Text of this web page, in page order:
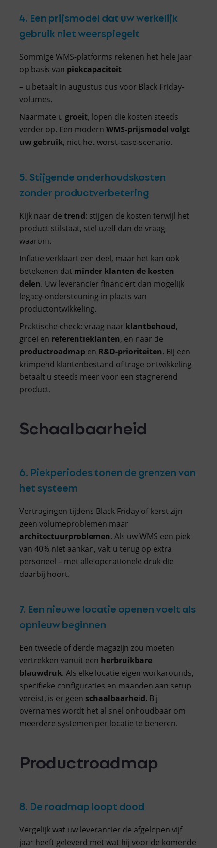
4. Een prijsmodel dat uw werkelijk
gebruik niet weerspiegelt
Sommige WMS-platforms rekenen het hele jaar
op basis van piekcapaciteit
– u betaalt in augustus dus voor Black Friday-
volumes.
Naarmate u groeit, lopen die kosten steeds
verder op. Een modern WMS-prijsmodel volgt
uw gebruik, niet het worst-case-scenario.
5. Stijgende onderhoudskosten
zonder productverbetering
Kijk naar de trend: stijgen de kosten terwijl het
product stilstaat, stel uzelf dan de vraag
waarom.
Inflatie verklaart een deel, maar het kan ook
betekenen dat minder klanten de kosten
delen. Uw leverancier financiert dan mogelijk
legacy-ondersteuning in plaats van
productontwikkeling.
Praktische check: vraag naar klantbehoud,
groei en referentieklanten, en naar de
productroadmap en R&D-prioriteiten. Bij een
krimpend klantenbestand of trage ontwikkeling
betaalt u steeds meer voor een stagnerend
product.
Schaalbaarheid
6. Piekperiodes tonen de grenzen van
het systeem
Vertragingen tijdens Black Friday of kerst zijn
geen volumeproblemen maar
architectuurproblemen. Als uw WMS een piek
van 40% niet aankan, valt u terug op extra
personeel – met alle operationele druk die
daarbij hoort.
7. Een nieuwe locatie openen voelt als
opnieuw beginnen
Een tweede of derde magazijn zou moeten
vertrekken vanuit een herbruikbare
blauwdruk. Als elke locatie eigen workarounds,
specifieke configuraties en maanden aan setup
vereist, is er geen schaalbaarheid. Bij
overnames wordt het al snel onhoudbaar om
meerdere systemen per locatie te beheren.
Productroadmap
8. De roadmap loopt dood
Vergelijk wat uw leverancier de afgelopen vijf
jaar heeft geleverd met wat hij voor de komende